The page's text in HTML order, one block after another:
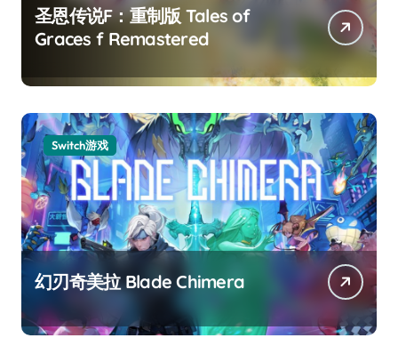
圣恩传说F：重制版 Tales of
Graces f Remastered
Switch游戏
幻刃奇美拉 Blade Chimera